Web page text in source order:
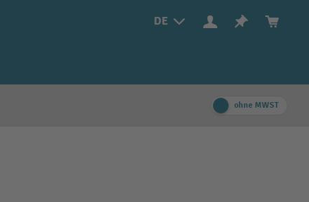
DE
ohne MWST